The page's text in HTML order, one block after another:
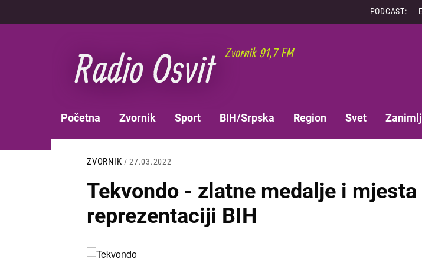
na
PODCAST:
NAVIGATION
Početna Zvornik Sport BIH/Srpska Region Svet
ZVORNIK / 27.03.2022
Tekvondo - zlatne medalje i mjesta
reprezentaciji BIH
Slika